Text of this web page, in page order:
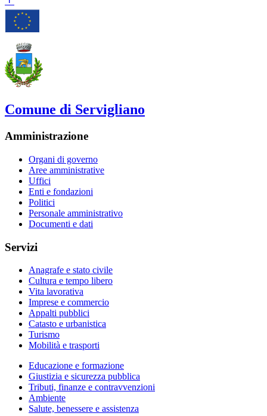
Comune di Servigliano
Amministrazione
Organi di governo
Aree amministrative
Uffici
Enti e fondazioni
Politici
Personale amministrativo
Documenti e dati
Servizi
Anagrafe e stato civile
Cultura e tempo libero
Vita lavorativa
Imprese e commercio
Appalti pubblici
Catasto e urbanistica
Turismo
Mobilità e trasporti
Educazione e formazione
Giustizia e sicurezza pubblica
Tributi, finanze e contravvenzioni
Ambiente
Salute, benessere e assistenza